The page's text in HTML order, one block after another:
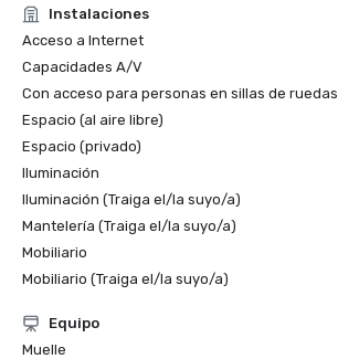
Instalaciones
Acceso a Internet
Capacidades A/V
Con acceso para personas en sillas de ruedas
Espacio (al aire libre)
Espacio (privado)
Iluminación
Iluminación (Traiga el/la suyo/a)
Mantelería (Traiga el/la suyo/a)
Mobiliario
Mobiliario (Traiga el/la suyo/a)
Equipo
Muelle